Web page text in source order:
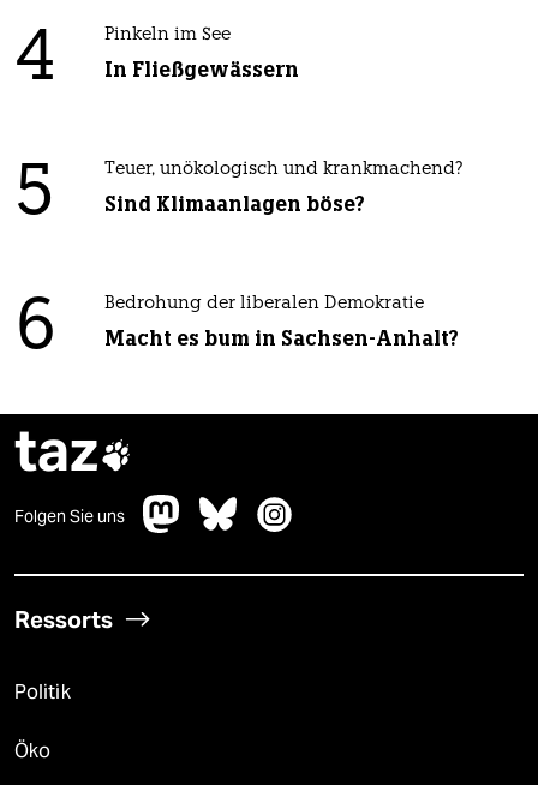
4 Pinkeln im See
In Fließgewässern
5 Teuer, unökologisch und krankmachend?
Sind Klimaanlagen böse?
6 Bedrohung der liberalen Demokratie
Macht es bum in Sachsen-Anhalt?
taz
Folgen Sie uns
Ressorts
Politik
Öko